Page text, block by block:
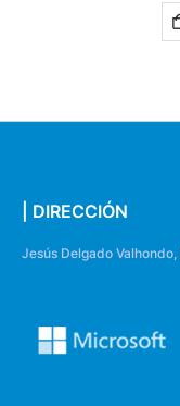
| DIRECCIÓN
Jesús Delgado